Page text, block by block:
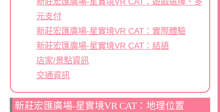
元支付
新莊宏匯廣場-星實境VR CAT：實際體驗
新莊宏匯廣場-星實境VR CAT：結語
店家/景點資訊
交通資訊
新莊宏匯廣場-星實境VR CAT：地理位置